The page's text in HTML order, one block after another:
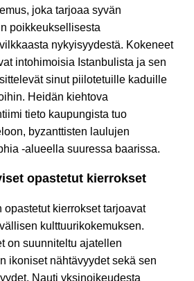
joka tarjoaa syvän
poikkeuksellisesta
nykyisyydestä. Kokeneet
intohimoisia Istanbulista ja sen
sinut piilotetuille kaduille
Heidän kiehtova
tieto kaupungista tuo
byzanttisten laulujen
-alueella suuressa baarissa.
opastetut kierrokset
kierrokset tarjoavat
kulttuurikokemuksen.
on suunniteltu ajatellen
ikoniset nähtävyydet sekä sen
Nauti yksinoikeudesta